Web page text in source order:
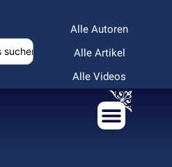
Alle Autoren
Alle Artikel
Alle Videos